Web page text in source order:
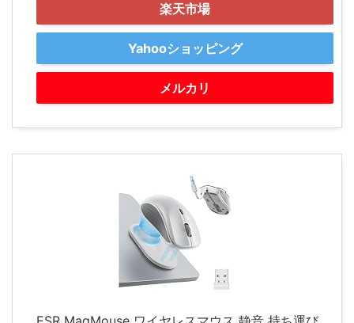
楽天市場
Yahooショッピング
メルカリ